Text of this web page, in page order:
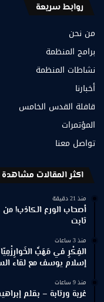
روابط سريعة
من نحن
برامج المنظمة
نشاطات المنظمة
أخبارنا
قافلة القدس الخامس
المؤتمرات
تواصل معنا
اكثر المقالات مشاهدة
منذ 21 دقيقة
أصحاب الورع الكاذب!
ثابت
منذ 3 ساعات
الفِكْرِ في مَهَبِّ
إسلام يوسف مع لقاء
منذ 9 ساعات
غربة ورتابة – بقلم